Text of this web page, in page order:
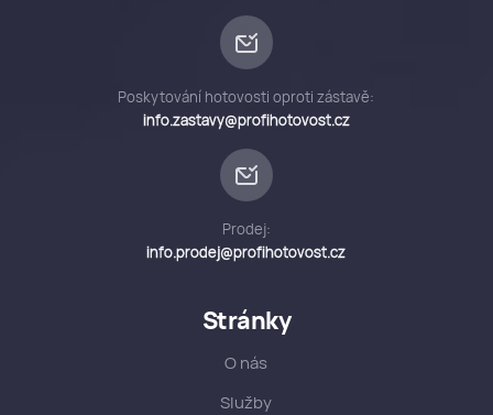
Poskytování hotovosti oproti zástavě:
info.zastavy@profihotovost.cz
Prodej:
info.prodej@profihotovost.cz
Stránky
O nás
Služby